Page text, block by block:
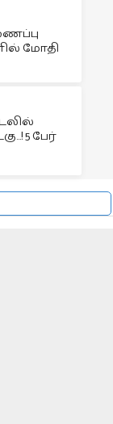
மோதி
5 பேர்